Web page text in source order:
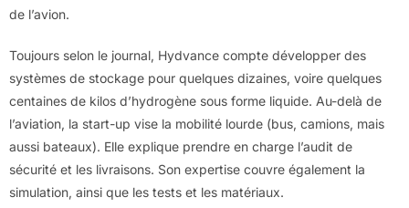
de l’avion.
Toujours selon le journal, Hydvance compte développer des
systèmes de stockage pour quelques dizaines, voire quelques
centaines de kilos d’hydrogène sous forme liquide. Au-delà de
l’aviation, la start-up vise la mobilité lourde (bus, camions, mais
aussi bateaux). Elle explique prendre en charge l’audit de
sécurité et les livraisons. Son expertise couvre également la
simulation, ainsi que les tests et les matériaux.